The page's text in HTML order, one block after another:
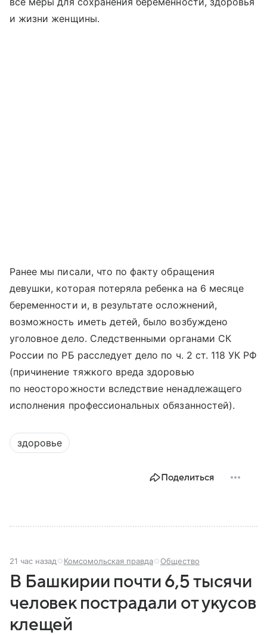
и жизни женщины.
Ранее мы писали, что по факту обращения
девушки, которая потеряла ребенка на 6 месяце
беременности и, в результате осложнений,
возможность иметь детей, было возбуждено
уголовное дело. Следственными органами СК
России по РБ расследует дело по ч. 2 ст. 118 УК РФ
(причинение тяжкого вреда здоровью
по неосторожности вследствие ненадлежащего
исполнения профессиональных обязанностей).
здоровье
Поделиться
21 час назад Комсомольская правда Общество
В Башкирии почти 6,5 тысячи
человек пострадали от укусов
клещей